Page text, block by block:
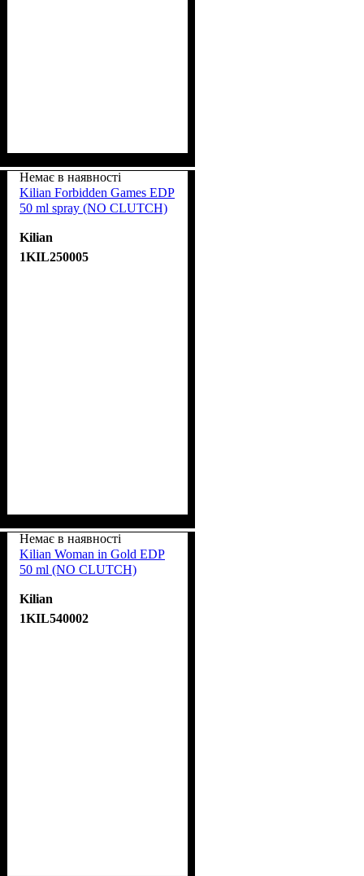
Немає в наявності
Kilian Forbidden Games EDP
50 ml spray (NO CLUTCH)
Kilian
1KIL250005
Немає в наявності
Kilian Woman in Gold EDP
50 ml (NO CLUTCH)
Kilian
1KIL540002